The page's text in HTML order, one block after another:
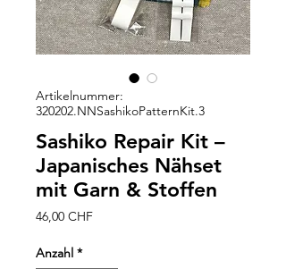
Artikelnummer:
320202.NNSashikoPatternKit.3
Sashiko Repair Kit –
Japanisches Nähset
mit Garn & Stoffen
46,00 CHFPreis
Anzahl *